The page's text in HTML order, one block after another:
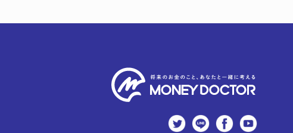
twitter LINE Facebook